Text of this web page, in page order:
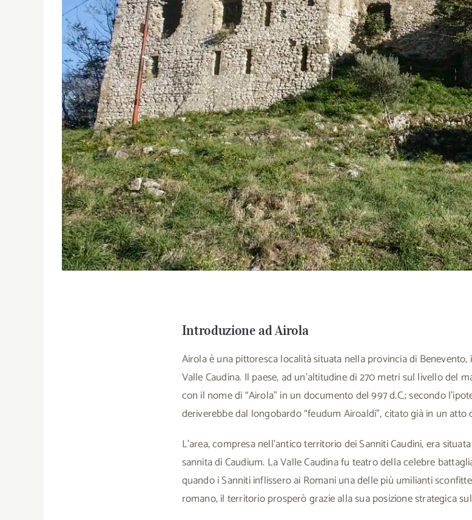
Introduzione ad Airola
Airola è una pittoresca località situata nella provincia di
Valle Caudina. Il paese, ad un’altitudine di 270 metri sul livello del
con il nome di “Airola” in un documento del 997 d.C.; secondo
deriverebbe dal longobardo “feudum Airoaldi”, citato già in un atto
L’area, compresa nell’antico territorio dei Sanniti Caudini, era
sannita di Caudium. La Valle Caudina fu teatro della celebre
quando i Sanniti inflissero ai Romani una delle più umilianti
romano, il territorio prosperò grazie alla sua posizione strategica